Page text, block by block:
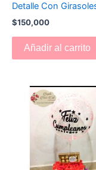
Detalle Con
$150,000
Añadir al carrito